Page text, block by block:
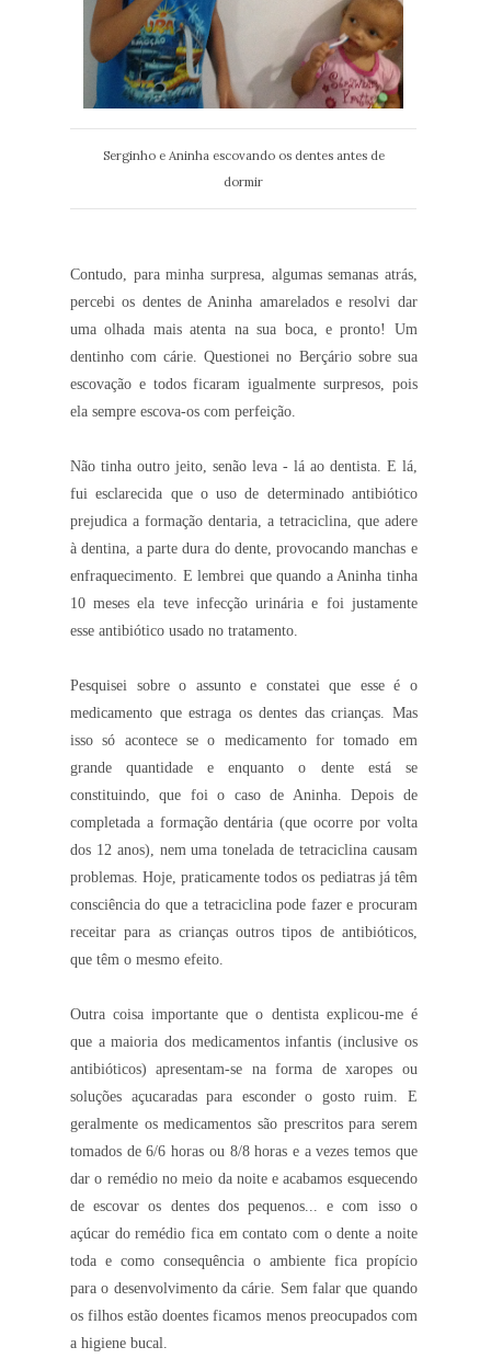
Serginho e Aninha escovando os dentes antes de
dormir
Contudo, para minha surpresa, algumas semanas atrás,
percebi os dentes de Aninha amarelados e resolvi dar
uma olhada mais atenta na sua boca, e pronto! Um
dentinho com cárie. Questionei no Berçário sobre sua
escovação e todos ficaram igualmente surpresos, pois
ela sempre escova-os com perfeição.
Não tinha outro jeito, senão leva - lá ao dentista. E lá,
fui esclarecida que o uso de determinado antibiótico
prejudica a formação dentaria, a tetraciclina, que adere
à dentina, a parte dura do dente, provocando manchas e
enfraquecimento. E lembrei que quando a Aninha tinha
10 meses ela teve infecção urinária e foi justamente
esse antibiótico usado no tratamento.
Pesquisei sobre o assunto e constatei que esse é o
medicamento que estraga os dentes das crianças. Mas
isso só acontece se o medicamento for tomado em
grande quantidade e enquanto o dente está se
constituindo, que foi o caso de Aninha. Depois de
completada a formação dentária (que ocorre por volta
dos 12 anos), nem uma tonelada de tetraciclina causam
problemas. Hoje, praticamente todos os pediatras já têm
consciência do que a tetraciclina pode fazer e procuram
receitar para as crianças outros tipos de antibióticos,
que têm o mesmo efeito.
Outra coisa importante que o dentista explicou-me é
que a maioria dos medicamentos infantis (inclusive os
antibióticos) apresentam-se na forma de xaropes ou
soluções açucaradas para esconder o gosto ruim.
E
geralmente os medicamentos são prescritos para serem
tomados de 6/6 horas ou 8/8 horas e a vezes temos que
dar o remédio no meio da noite e acabamos esquecendo
de escovar os dentes dos pequenos...
e com isso o
açúcar do remédio fica em contato com o dente a noite
toda e como consequência o ambiente fica propício
para o desenvolvimento da cárie. Sem falar que quando
os filhos estão doentes ficamos menos preocupados com
a higiene bucal.